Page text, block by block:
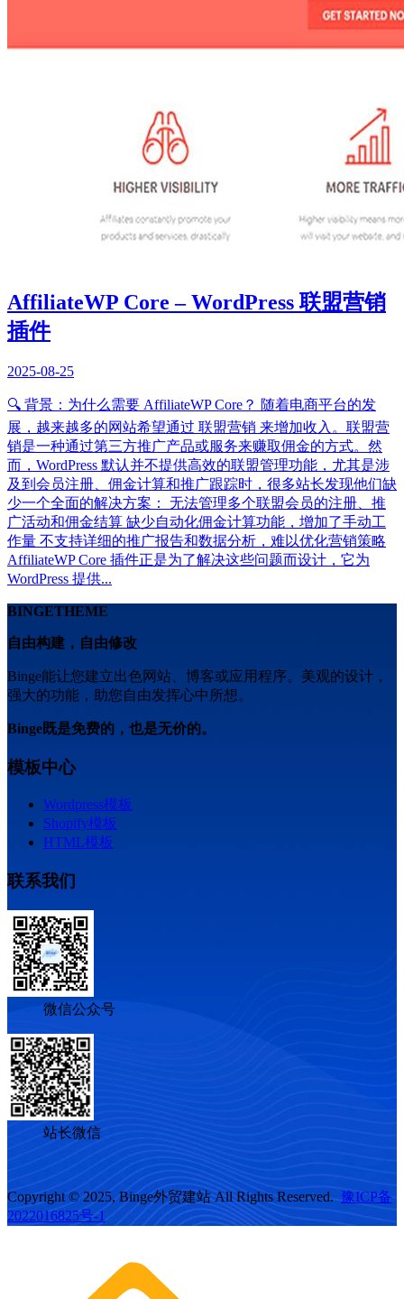
AffiliateWP Core – WordPress 联盟营销
插件
2025-08-25
🔍 背景：为什么需要 AffiliateWP Core？ 随着电商平台的发
展，越来越多的网站希望通过 联盟营销 来增加收入。联盟营
销是一种通过第三方推广产品或服务来赚取佣金的方式。然
而，WordPress 默认并不提供高效的联盟管理功能，尤其是涉
及到会员注册、佣金计算和推广跟踪时，很多站长发现他们缺
少一个全面的解决方案： 无法管理多个联盟会员的注册、推
广活动和佣金结算 缺少自动化佣金计算功能，增加了手动工
作量 不支持详细的推广报告和数据分析，难以优化营销策略
AffiliateWP Core 插件正是为了解决这些问题而设计，它为
WordPress 提供...
BINGETHEME
自由构建，自由修改
Binge能让您建立出色网站、博客或应用程序。美观的设计，
强大的功能，助您自由发挥心中所想。
Binge既是免费的，也是无价的。
模板中心
Wordpress模板
Shopify模板
HTML模板
联系我们
微信公众号
站长微信
Copyright © 2025, Binge外贸建站 All Rights Reserved. 豫ICP备
2022016825号-1